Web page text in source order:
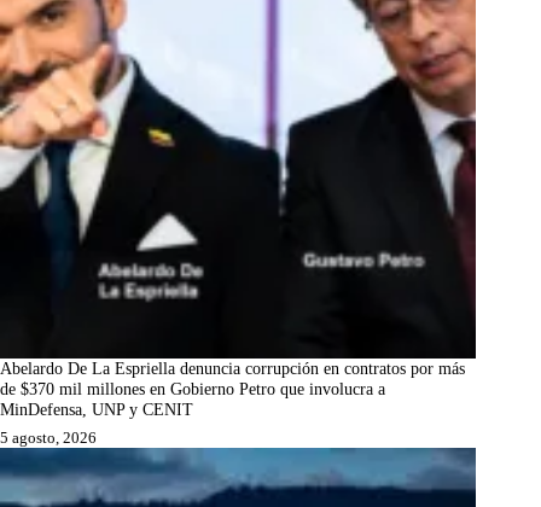
Abelardo De La Espriella denuncia corrupción en contratos por más
de $370 mil millones en Gobierno Petro que involucra a
MinDefensa, UNP y CENIT
5 agosto, 2026